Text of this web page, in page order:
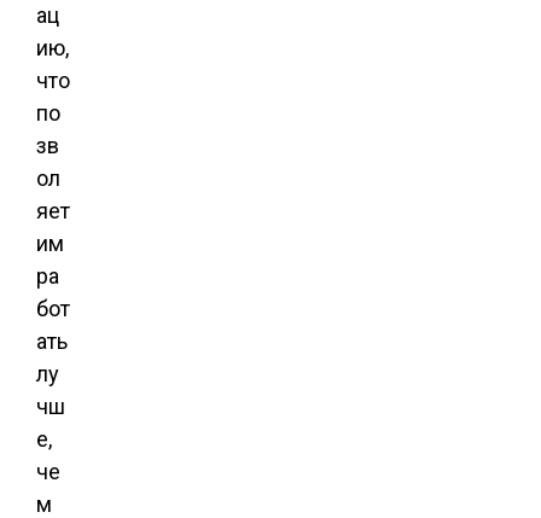
ац
ию,
что
по
зв
ол
яет
им
ра
бот
ать
лу
чш
е,
че
м